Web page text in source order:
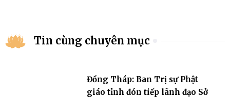
Tin cùng chuyên mục
Đồng Tháp: Ban Trị sự Phật
giáo tỉnh đón tiếp lãnh đạo Sở